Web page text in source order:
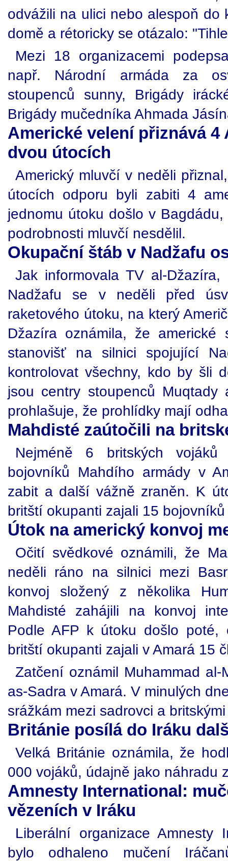
odvážili na ulici nebo alespoň do
domě a rétoricky se otázalo:
Mezi 18 organizacemi
např. Národní armáda za
stoupenců sunny, Brigády
Brigády mučedníka Ahmada
Americké velení přiznává 4
dvou útocích
Americký mluvčí v neděli
útocích odporu byli zabiti 4
jednomu útoku došlo v
podrobnosti mluvčí nesdělil.
Okupační štáb v Nadžafu
Jak informovala TV al-
Nadžafu se v neděli před
raketového útoku, na který
Džazíra oznámila, že
stanovišť na silnici spojující
kontrolovat všechny, kdo by šli
jsou centry stoupenců Muqtady
prohlašuje, že prohlídky mají
Mahdisté zaútočili na
Nejméně 6 britských
bojovníků Mahdího armády v
zabit a další vážně zraněn. K
britští okupanti zajali 15
Útok na americký konvoj
Očití svědkové oznámili, že
neděli ráno na silnici mezi
konvoj složený z několika
Mahdisté zahájili na konvoj
Podle AFP k útoku došlo
britští okupanti zajali v Amará 15
Zatčení oznámil Muhammad
as-Sadra v Amará. V minulých
srážkám mezi sadrovci a
Británie posílá do Iráku
Velká Británie oznámila, že
000 vojáků, údajně jako náhradu
Amnesty International:
vězeních v Iráku
Liberální organizace Amnesty
bylo odhaleno mučení